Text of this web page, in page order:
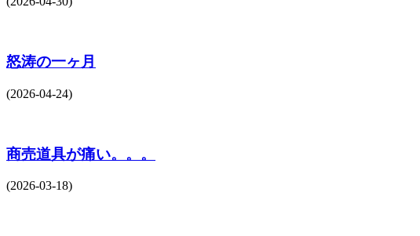
怒涛の一ヶ月
(2026-04-24)
商売道具が痛い。。。
(2026-03-18)